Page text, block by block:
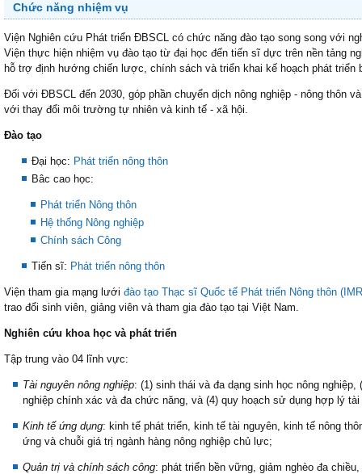
Chức năng nhiệm vụ
Viện Nghiên cứu Phát triển ĐBSCL có chức năng đào tạo song song với
Viện thực hiện nhiệm vụ đào tạo từ đại học đến tiến sĩ dực trên nền tảng
hỗ trợ định hướng chiến lược, chính sách và triển khai kế hoạch phát
Đối với ĐBSCL đến 2030, góp phần chuyển dịch nông nghiệp - nông thôn
với thay đổi môi trường tự nhiên và kinh tế - xã hội.
Đào tạo
Đại học: Phát triển nông thôn
Bâc cao học:
Phát triển Nông thôn
Hệ thống Nông nghiệp
Chính sách Công
Tiến sĩ: Phát triển nông thôn
Viện tham gia mạng lưới đào tạo Thạc sĩ Quốc tế Phát triển Nông thôn
trao đổi sinh viên, giảng viên và tham gia đào tạo tại Việt Nam.
Nghiên cứu khoa học và phát triển
Tập trung vào 04 lĩnh vực:
Tài nguyên nông nghiệp: (1) sinh thái và đa dạng sinh học nông
nghiệp chính xác và đa chức năng, và (4) quy hoạch sử dụng hợp lý
Kinh tế ứng dụng: kinh tế phát triển, kinh tế tài nguyên, kinh tế nông
ứng và chuỗi giá trị ngành hàng nông nghiệp chủ lực;
Quản trị và chính sách công: phát triển bền vững, giảm nghèo đa